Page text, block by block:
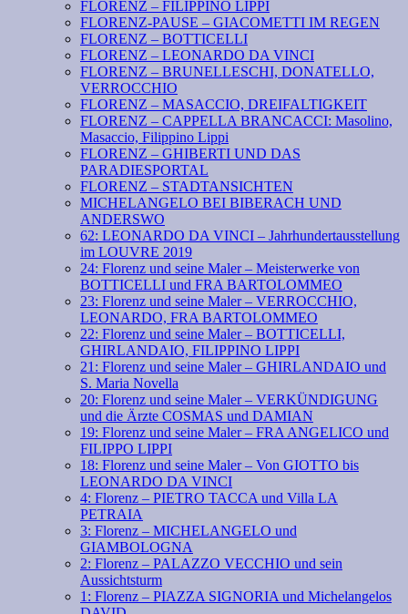
FLORENZ – FILIPPINO LIPPI
FLORENZ-PAUSE – GIACOMETTI IM REGEN
FLORENZ – BOTTICELLI
FLORENZ – LEONARDO DA VINCI
FLORENZ – BRUNELLESCHI, DONATELLO,
VERROCCHIO
FLORENZ – MASACCIO, DREIFALTIGKEIT
FLORENZ – CAPPELLA BRANCACCI: Masolino,
Masaccio, Filippino Lippi
FLORENZ – GHIBERTI UND DAS
PARADIESPORTAL
FLORENZ – STADTANSICHTEN
MICHELANGELO BEI BIBERACH UND
ANDERSWO
62: LEONARDO DA VINCI – Jahrhundertausstellung
im LOUVRE 2019
24: Florenz und seine Maler – Meisterwerke von
BOTTICELLI und FRA BARTOLOMMEO
23: Florenz und seine Maler – VERROCCHIO,
LEONARDO, FRA BARTOLOMMEO
22: Florenz und seine Maler – BOTTICELLI,
GHIRLANDAIO, FILIPPINO LIPPI
21: Florenz und seine Maler – GHIRLANDAIO und
S. Maria Novella
20: Florenz und seine Maler – VERKÜNDIGUNG
und die Ärzte COSMAS und DAMIAN
19: Florenz und seine Maler – FRA ANGELICO und
FILIPPO LIPPI
18: Florenz und seine Maler – Von GIOTTO bis
LEONARDO DA VINCI
4: Florenz – PIETRO TACCA und Villa LA
PETRAIA
3: Florenz – MICHELANGELO und
GIAMBOLOGNA
2: Florenz – PALAZZO VECCHIO und sein
Aussichtsturm
1: Florenz – PIAZZA SIGNORIA und Michelangelos